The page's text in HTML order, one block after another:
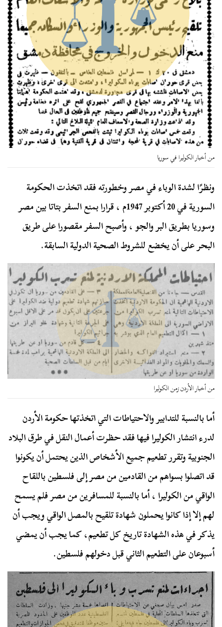
من أخبار الكوليرا في سوريا
ونظرًا لشدة الوباء في مصر وخطورته فقد اتخذت الحكومة
السورية في 20 أكتوبر 1947م ، قرارا بمنع السفر بتاتا بين مصر
وسوريا بطريق البر والجو ، وأصبح السفر مقصورا على طريق
البحر على أن يخضع للشروط الصحية الدولية السابقة.
من أخبار الأردن زمن الكوليرا
أما بالنسبة للتدابير والاحتياطات التي اتخذتها حكومة الأردن
لدرء انتشار الكوليرا فيها فقد حظرت أعمال النقل في طرق البلاد
الجنوبية وتقرر تطعيم جميع الأشخاص الذين يحتمل أن يكونوا
قد اتصلوا بسواهم من القادمين من مصر إلى فلسطين باللقاح
الواقي من الكوليرا ، أما بالنسبة للمسافرين من مصر فلم يسمح
لهم إلا إذا كانوا يحملون شهادة تلقيح بالمصل الواقي ويجب أن
يذكر في هذه الشهادة تاريخ كل تطعيم، كما يجب أن يمضي
أسبوعان على التطعيم الثاني قبل دخولهم فلسطين.